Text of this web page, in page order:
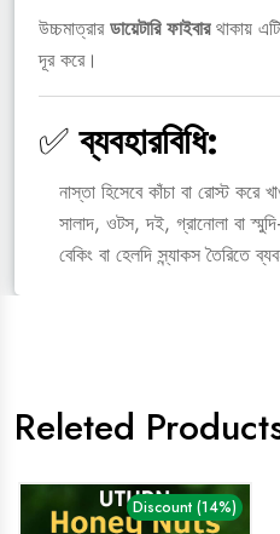
উচ্চমাত্রারডায়েটারি ফাইবারথাকায়
দূর করে।
✅ব্যবহারবিধি:
নাস্তা হিসেবে কাঁচা বা রোস্ট করে
সালাদ, ওটস, দই, গ্রানোলা বা
বেকিং বা হেলদি স্ন্যাকস তৈরিতে
Releted
Discount (14%)